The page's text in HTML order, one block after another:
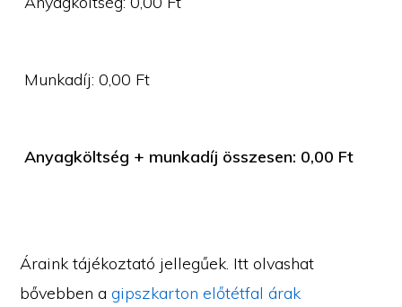
Munkadíj:0,00 Ft
Anyagköltség + munkadíj összesen: 0,00 Ft
Áraink tájékoztató jellegűek. Itt olvashat
bővebben agipszkarton előtétfal árak